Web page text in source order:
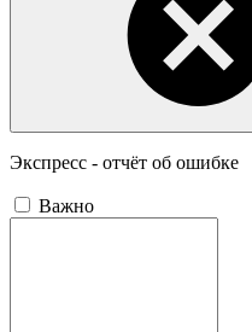
Экспресс - отчёт об ошибке
Важно